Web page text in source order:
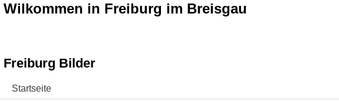
Wilkommen in Freiburg im Breisgau
Freiburg Bilder
Startseite